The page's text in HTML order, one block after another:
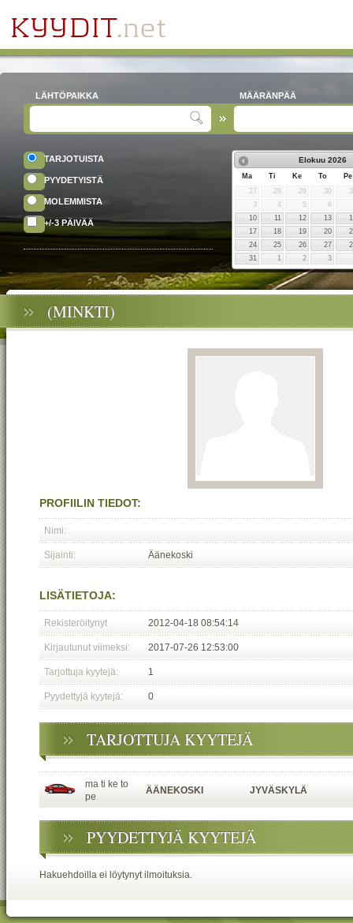
LÄHTÖPAIKKA MÄÄRÄNPÄÄ
TARJOTUISTA
PYYDETYISTÄ
MOLEMMISTA
+/-3 PÄIVÄÄ
Elokuu 2026
Ma Ti Ke To
Pe
27
28 29 30
3
4 5
6
10
11 12 13
17
18 19 20
24
25 26 27
31
1 2 3
(MINKTI)
PROFIILIN TIEDOT:
Nimi:
Sijainti: Äänekoski
LISÄTIETOJA:
Rekisteröitynyt 2012-04-18 08:54:14
Kirjautunut viimeksi: 2017-07-26 12:53:00
Tarjottuja kyytejä: 1
Pyydettyjä kyytejä: 0
TARJOTTUJA KYYTEJÄ
ma ti ke to
pe
ÄÄNEKOSKI JYVÄSKYLÄ
PYYDETTYJÄ KYYTEJÄ
Hakuehdoilla ei löytynyt ilmoituksia.